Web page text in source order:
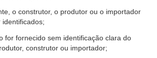
o construtor, o produtor ou o importador
for fornecido sem identificação clara do
construtor ou importador;